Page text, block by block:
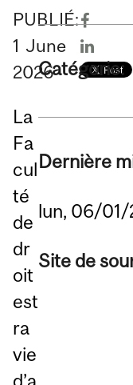
PUBLIÉ:
1 June
2026
La
Fa
cul
té
de
dr
oit
est
ra
vie
d’a
Catégorie:
Dernière
lun, 06/01/
Site de